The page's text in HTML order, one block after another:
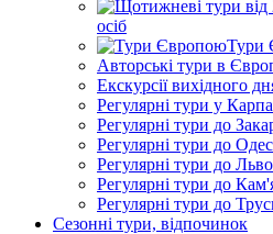
осіб
Тури
Авторські тури в
Екскурсії вихідного
Регулярні тури у
Регулярні тури до
Регулярні тури до
Регулярні тури до
Регулярні тури до
Регулярні тури до
Сезонні тури, відпочинок